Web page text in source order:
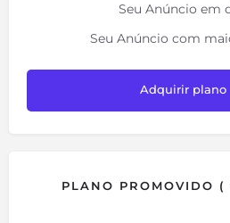
Seu Anúncio em
Seu Anúncio com
Adquirir plano
PLANO PROMOVIDO